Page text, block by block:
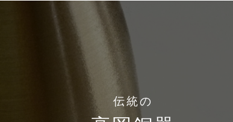
伝統の